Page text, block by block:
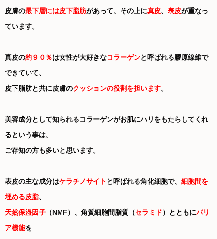
皮膚の最下層には皮下脂肪があって、その上に真皮、 表皮が重なっ
ています。
真皮の約９０％は女性が大好きなコラーゲンと呼ばれる膠原線維で
できていて、
皮下脂肪と共に皮膚のクッションの役割を担います。
美容成分として知られるコラーゲンがお肌にハリをもたらしてくれ
るという事は、
ご存知の方も多いと思います。
表皮の主な成分はケラチノサイト と呼ばれる角化細胞で、 細胞間を
埋める皮脂、
天然保湿因子 （NMF）、角質細胞間脂質（セラミド）とともにバリ
ア機能を